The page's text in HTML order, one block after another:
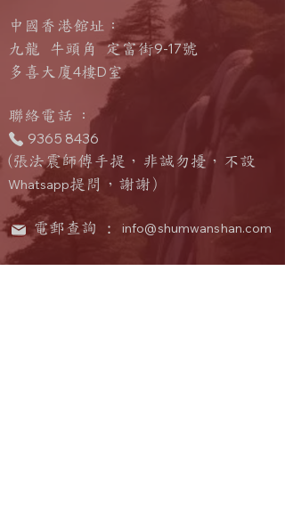
中國香港館址：
九龍 牛頭角 定富街9-17號
多喜大廈4樓D 室
​聯絡電話 ：
9365 8436
(張法震師傅手提，非誠勿擾，不設
Whatsapp提問 ， 謝謝）
電郵查詢 : info@shumwanshan.com